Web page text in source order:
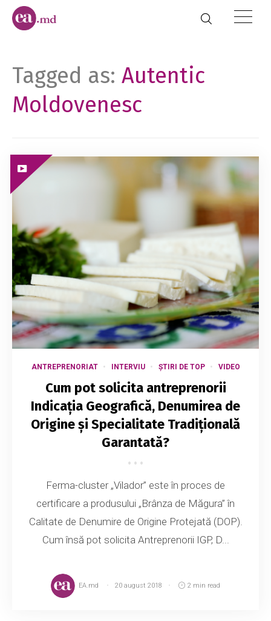
Tagged as: Autentic
Moldovenesc
ANTREPRENORIAT INTERVIU ȘTIRI DE TOP VIDEO
Cum pot solicita antreprenorii
Indicația Geografică, Denumirea de
Origine și Specialitate Tradițională
Garantată?
Ferma-cluster „Vilador” este în proces de
certificare a produsului „Brânza de Măgura” în
Calitate de Denumire de Origine Protejată (DOP).
Cum însă pot solicita Antreprenorii IGP, D...
EA.md 20 august 2018 2 min read